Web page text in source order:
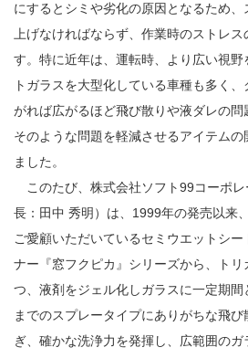
にするとシミや劣化の原因となるため、
上げなければならず、作業時のストレス
す。特に近年は、運転時、より広い視
トガラスを大型化している車種も多く
がれば広がるほど飛び散りや液ダレの問
そのような問題を軽減させるアイテムの
ました。
このたび、株式会社ソフト99コーポレ
長：田中 秀明）は、1999年の発売以来
ご愛顧いただいているセミウエットシ
ナー『窓フクピカ』シリーズから、ト
つ、液剤をジェル化しガラスに一定期
までのスプレータイプにありがちな飛
ぎ、確かな洗浄力を発揮し、広範囲の